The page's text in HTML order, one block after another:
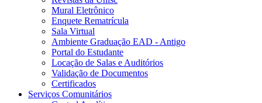
Mural Eletrônico
Enquete Rematrícula
Sala Virtual
Ambiente Graduação EAD - Antigo
Portal do Estudante
Locação de Salas e Auditórios
Validação de Documentos
Certificados
Serviços Comunitários